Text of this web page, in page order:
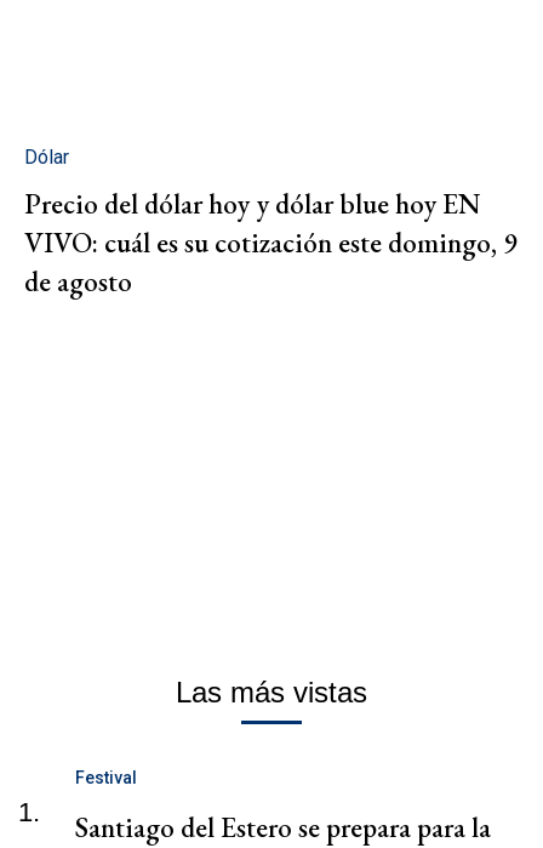
Dólar
Precio del dólar hoy y dólar blue hoy EN
VIVO: cuál es su cotización este domingo, 9
de agosto
Las más vistas
1.
Festival
Santiago del Estero se prepara para la